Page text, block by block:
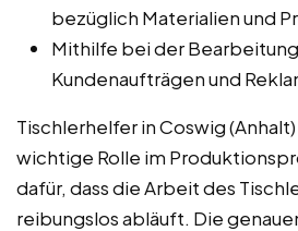
bezüglich Materialien und
Mithilfe bei der
Kundenaufträgen und
Tischlerhelfer in Coswig
wichtige Rolle im
dafür, dass die Arbeit des
reibungslos abläuft. Die